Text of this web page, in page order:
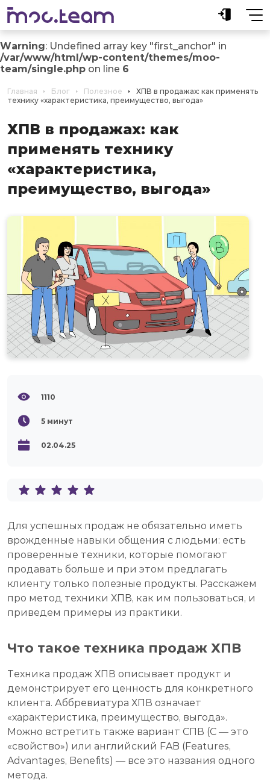
Warning: Undefined array key "first_anchor" in
/var/www/html/wp-content/themes/moo-
team/single.php on line 6
Главная Блог Полезное
ХПВ в продажах: как применять
технику «характеристика, преимущество, выгода»
ХПВ в продажах: как
применять технику
«характеристика,
преимущество, выгода»
1110
5 минут
02.04.25
Для успешных продаж не обязательно иметь
врожденные навыки общения с людьми: есть
проверенные техники, которые помогают
продавать больше и при этом предлагать
клиенту только полезные продукты. Расскажем
про метод техники ХПВ, как им пользоваться, и
приведем примеры из практики.
Что такое техника продаж ХПВ
Техника продаж ХПВ описывает продукт и
демонстрирует его ценность для конкретного
клиента. Аббревиатура ХПВ означает
«характеристика, преимущество, выгода».
Можно встретить также вариант СПВ (С — это
«свойство») или английский FAB (Features,
Advantages, Benefits) — все это названия одного
метода.